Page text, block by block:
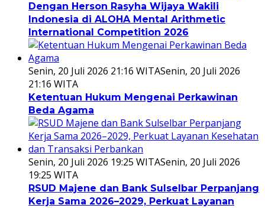
Dengan Herson Rasyha Wijaya Wakili
Indonesia di ALOHA Mental Arithmetic
International Competition 2026
Senin, 20 Juli 2026 21:16 WITASenin, 20 Juli 2026
21:16 WITA
Ketentuan Hukum Mengenai Perkawinan
Beda Agama
Senin, 20 Juli 2026 19:25 WITASenin, 20 Juli 2026
19:25 WITA
RSUD Majene dan Bank Sulselbar Perpanjang
Kerja Sama 2026–2029, Perkuat Layanan